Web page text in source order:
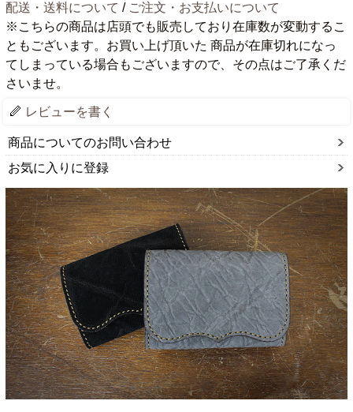
配送・送料について / ご注文・お支払いについて
※こちらの商品は店頭でも販売しており在庫数が変動するこ
ともございます。お買い上げ頂いた 商品が在庫切れになっ
てしまっている場合もございますので、その点はご了承くだ
さいませ。
レビューを書く
商品についてのお問い合わせ
お気に入りに登録